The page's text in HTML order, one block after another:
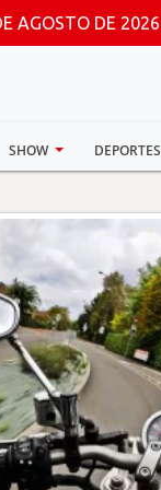
AGOSTO DE 2026
SHOW DEPORTES